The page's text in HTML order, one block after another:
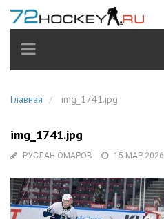
TOGGLE
NAVIGATION
Главная img_1741.jpg
img_1741.jpg
РУСЛАН ОМАРОВ 15 МАР 2026